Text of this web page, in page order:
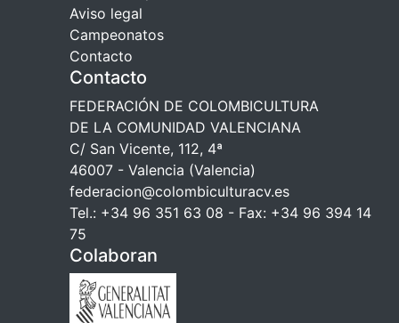
Aviso legal
Campeonatos
Contacto
Contacto
FEDERACIÓN DE COLOMBICULTURA
DE LA COMUNIDAD VALENCIANA
C/ San Vicente, 112, 4ª
46007 - Valencia (Valencia)
federacion@colombiculturacv.es
Tel.: +34 96 351 63 08 - Fax: +34 96 394 14
75
Colaboran